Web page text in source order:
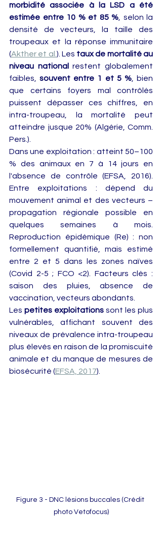
morbidité associée à la LSD a été
estimée entre 10 % et 85 % , selon la
densité de vecteurs, la taille des
troupeaux et la réponse immunitaire
(Akther et al. ). Les taux de mortalité au
niveau national
restent globalement
faibles, souvent entre 1 et 5 %, bien
que certains foyers mal contrôlés
puissent dépasser ces chiffres, en
intra-troupeau, la mortalité peut
atteindre jusque 20% (Algérie, Comm.
Pers.).
Dans une exploitation : atteint 50–100
% des animaux en 7 à 14 jours en
l'absence de contrôle (EFSA, 2016).
Entre exploitations : dépend du
mouvement animal et des vecteurs –
propagation régionale possible en
quelques semaines à mois.
Reproduction épidémique (Re) : non
formellement quantifié, mais estimé
entre 2 et 5 dans les zones naïves
(Covid 2-5 ; FCO <2). Facteurs clés :
saison des pluies, absence de
vaccination, vecteurs abondants.
Les petites exploitations sont les plus
vulnérables, affichant souvent des
niveaux de prévalence intra-troupeau
plus élevés en raison de la promiscuité
animale et du manque de mesures de
biosécurité (EFSA, 2017).
Figure 3 - DNC lésions buccales (Crédit
photo Vetofocus)